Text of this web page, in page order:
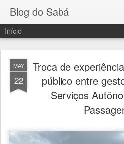
Blog do Sabá
Início
MAY
22
Troca de
público entre
Serviços